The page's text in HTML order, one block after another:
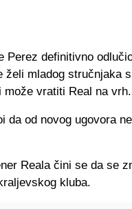
Perez definitivno
želi mladog stručnjaka
vratiti Real na vrh.
da od novog ugovora
Reala čini se da se
kluba.